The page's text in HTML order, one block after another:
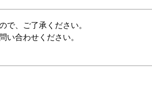
で、ご了承ください。
い合わせください。